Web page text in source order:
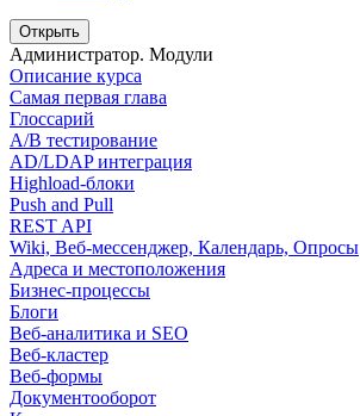
Открыть
Администратор. Модули
Описание курса
Самая первая глава
Глоссарий
A/B тестирование
AD/LDAP интеграция
Highload-блоки
Push and Pull
REST API
Wiki, Веб-мессенджер, Календарь, Опросы
Адреса и местоположения
Бизнес-процессы
Блоги
Веб-аналитика и SEO
Веб-кластер
Веб-формы
Документооборот